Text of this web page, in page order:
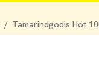
/ Tamarindgodis Hot